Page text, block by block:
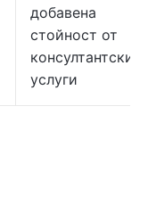
добавена
стойност от
консултантските
услуги